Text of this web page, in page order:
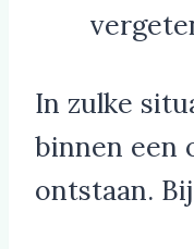
In zulke
binnen een
ontstaan.